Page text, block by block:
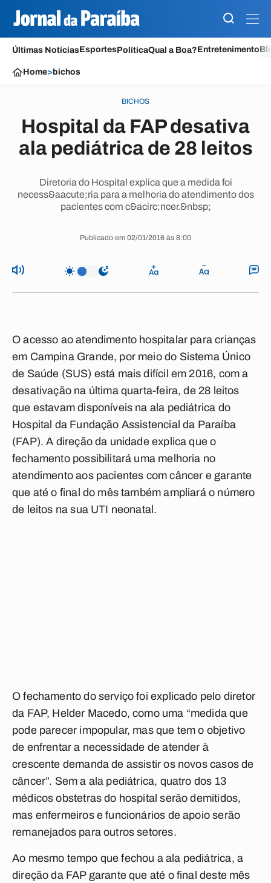
Últimas NotíciasEsportesPolíticaQual a Boa?Entretenimento
Home> bichos
BICHOS
Hospital da FAP desativa
ala pediátrica de 28 leitos
Diretoria do Hospital explica que a medida foi
necess&aacute;ria para a melhoria do atendimento dos
pacientes com c&acirc;ncer.&nbsp;
Publicado em 02/01/2016 às 8:00
O acesso ao atendimento hospitalar para crianças
em Campina Grande, por meio do Sistema Único
de Saúde (SUS) está mais difícil em 2016, com a
desativação na última quarta-feira, de 28 leitos
que estavam disponíveis na ala pediátrica do
Hospital da Fundação Assistencial da Paraíba
(FAP). A direção da unidade explica que o
fechamento possibilitará uma melhoria no
atendimento aos pacientes com câncer e garante
que até o final do mês também ampliará o número
de leitos na sua UTI neonatal.
O fechamento do serviço foi explicado pelo diretor
da FAP, Helder Macedo, como uma “medida que
pode parecer impopular, mas que tem o objetivo
de enfrentar a necessidade de atender à
crescente demanda de assistir os novos casos de
câncer”. Sem a ala pediátrica, quatro dos 13
médicos obstetras do hospital serão demitidos,
mas enfermeiros e funcionários de apoio serão
remanejados para outros setores.
Ao mesmo tempo que fechou a ala pediátrica, a
direção da FAP garante que até o final deste mês